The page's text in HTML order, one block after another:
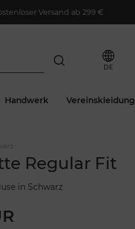
Versand ab 299 €
Handwerk Vereinskleidung
DE
Regular Fit
in Schwarz